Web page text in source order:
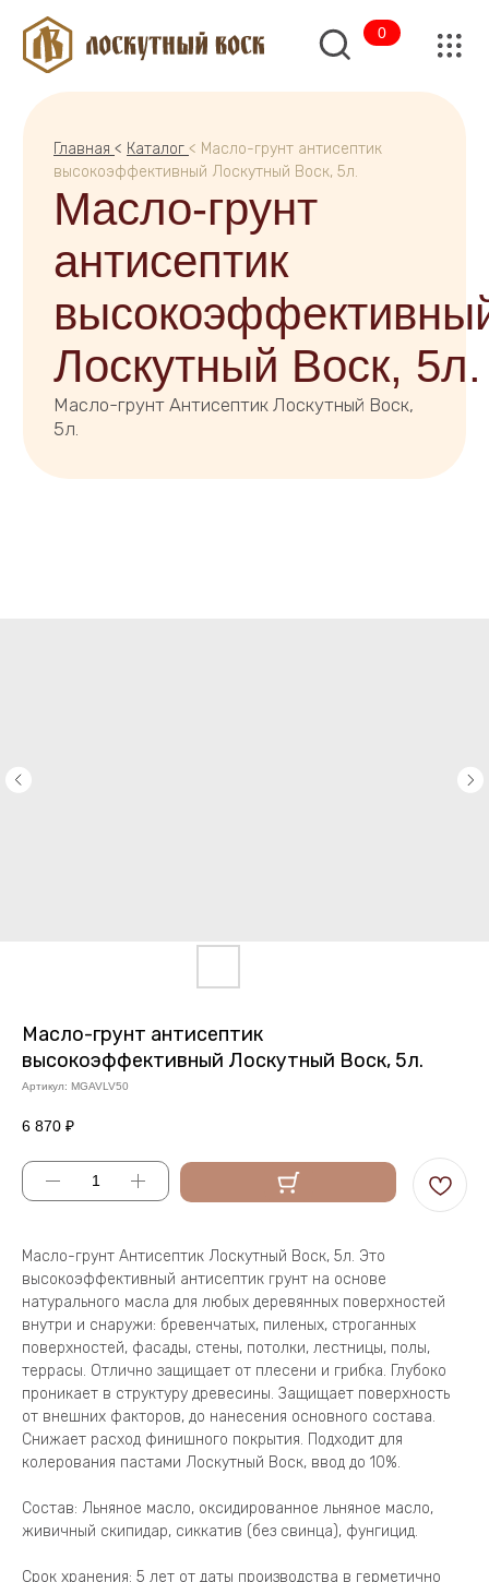
Главная
Масло-грунт
антисептик
высокоэффективный
Лоскутный Воск, 5л.
Масло-грунт антисептик
высокоэффективный Лоскутный Воск, 5л.
Артикул: MGAVLV50
6 870 ₽
Масло-грунт Антисептик Лоскутный Воск, 5л. Это
высокоэффективный антисептик грунт на основе
натурального масла для любых деревянных поверхностей
внутри и снаружи: бревенчатых, пиленых, строганных
поверхностей, фасады, стены, потолки, лестницы, полы,
террасы. Отлично защищает от плесени и грибка. Глубоко
проникает в структуру древесины. Защищает поверхность
от внешних факторов, до нанесения основного состава.
Снижает расход финишного покрытия. Подходит для
колерования пастами Лоскутный Воск, ввод до 10%.
Состав: Льняное масло, оксидированное льняное масло,
живичный скипидар, сиккатив (без свинца), фунгицид.
Срок хранения: 5 лет от даты производства в герметично